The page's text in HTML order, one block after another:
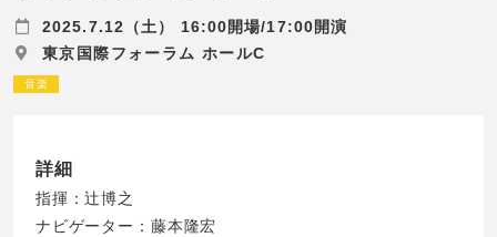
2025.7.12（土） 16:00開場/17:00開演
東京国際フォーラム ホールC
音楽
詳細
指揮：辻博之
ナビゲーター：藤本隆宏